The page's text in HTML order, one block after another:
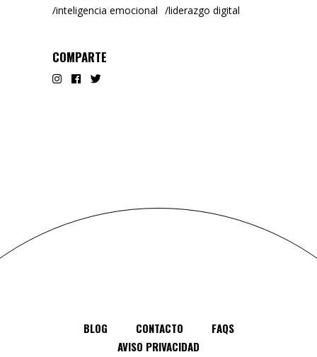
inteligencia emocional
liderazgo digital
COMPARTE
BLOG CONTACTO
FAQS
AVISO PRIVACIDAD